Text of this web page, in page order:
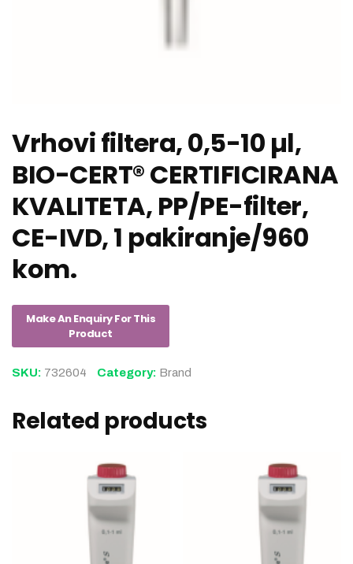
Vrhovi filtera, 0,5-10 µl,
BIO-CERT® CERTIFICIRANA
KVALITETA, PP/PE-filter,
CE-IVD, 1 pakiranje/960
kom.
SKU: 732604 Category: Brand
Related products